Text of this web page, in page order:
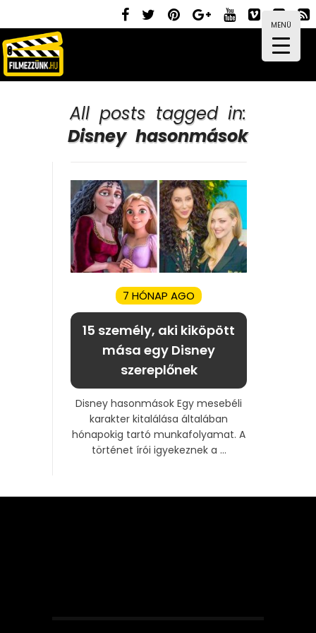
MENÜ
All posts tagged in:
Disney hasonmások
7 HÓNAP AGO
15 személy, aki kiköpött
mása egy Disney
szereplőnek
Disney hasonmások Egy mesebéli
karakter kitalálása általában
hónapokig tartó munkafolyamat. A
történet írói igyekeznek a ...